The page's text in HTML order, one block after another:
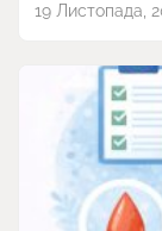
19 Листопада,